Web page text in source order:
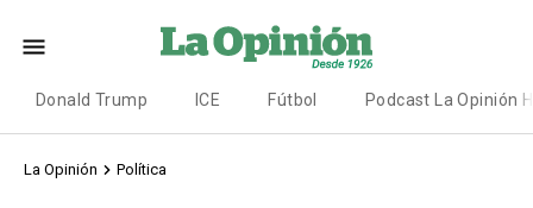
Donald Trump ICE Fútbol Podcast La Opinión
La Opinión Política